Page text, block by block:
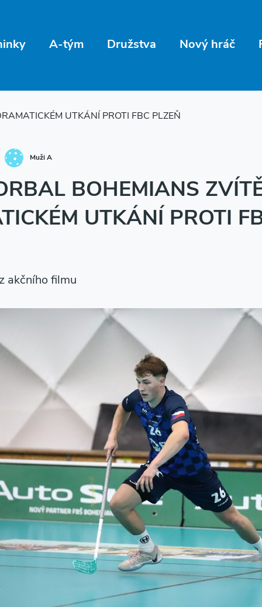
A-tým Družstva Nový hráč
UTKÁNÍ PROTI FBC PLZEŇ
Muži A
BOHEMIANS
UTKÁNÍ PROTI
akčního filmu